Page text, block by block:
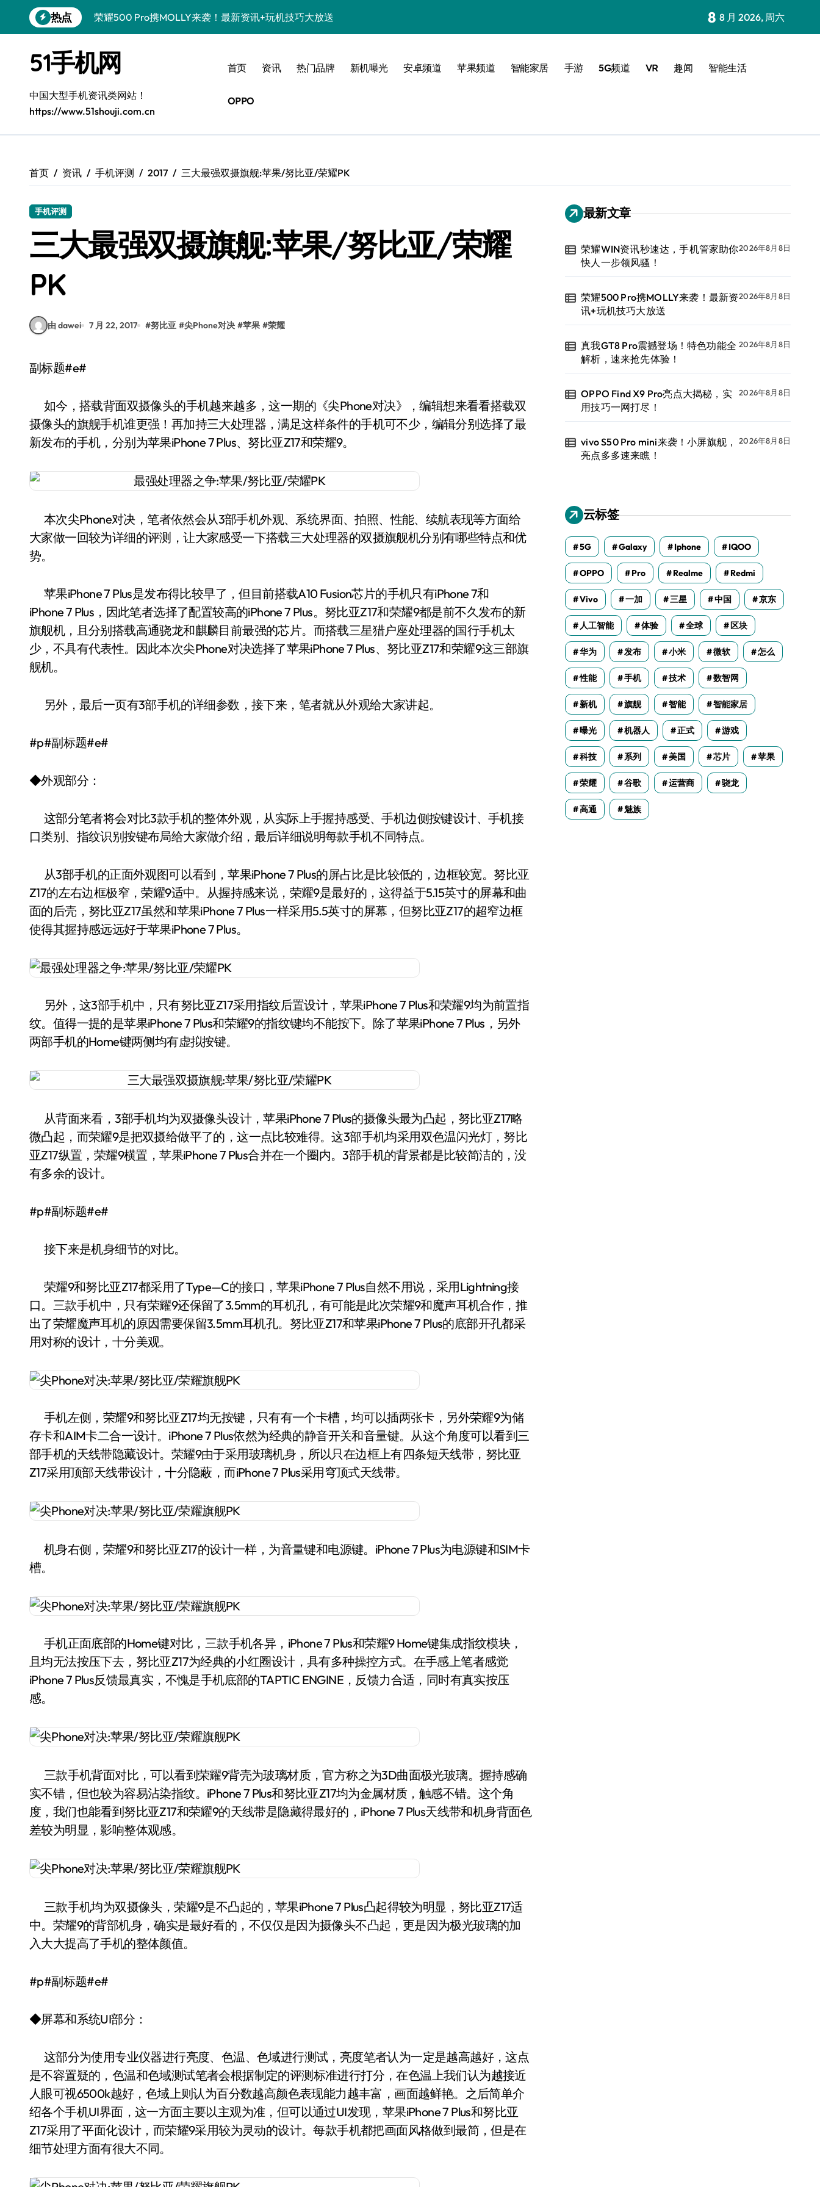
到
热点
真我GT8 Pro震撼登场！特色功能全解析，速来抢先体验！
vivo S50 Pro mini来袭！小屏旗舰，亮点多多速来瞧！
REDMI K90深度揭秘！超强配置亮点，速来一睹为快！
荣耀ROBOT PHONE，智掌生活，资讯随行一手握！
三星Galaxy Z Fold7来袭！折叠屏革新，开启科技新视界！
8 8 月 2026, 周六
51手机网
中国大型手机资讯类网站！
https://www.51shouji.com.cn
首页 资讯 热门品牌 新机曝光 安卓频道 苹果频道 智能家居 手游 5G频道 VR 趣闻 智能生活
OPPO
首页 资讯 手机评测 2017 三大最强双摄旗舰:苹果/努比亚/荣耀PK
手机评测
三大最强双摄旗舰:苹果/努比亚/荣耀
PK
由 dawei 7 月 22, 2017 #努比亚 #尖Phone对决 #苹果 #荣耀
副标题#e#
如今，搭载背面双摄像头的手机越来越多，这一期的《尖Phone对决》，编辑想来看看搭载双
摄像头的旗舰手机谁更强！再加持三大处理器，满足这样条件的手机可不少，编辑分别选择了最
新发布的手机，分别为苹果iPhone 7 Plus、努比亚Z17和荣耀9。
本次尖Phone对决，笔者依然会从3部手机外观、系统界面、拍照、性能、续航表现等方面给
大家做一回较为详细的评测，让大家感受一下搭载三大处理器的双摄旗舰机分别有哪些特点和优
势。
苹果iPhone 7 Plus是发布得比较早了，但目前搭载A10 Fusion芯片的手机只有iPhone 7和
iPhone 7 Plus，因此笔者选择了配置较高的iPhone 7 Plus。努比亚Z17和荣耀9都是前不久发布的新
旗舰机，且分别搭载高通骁龙和麒麟目前最强的芯片。而搭载三星猎户座处理器的国行手机太
少，不具有代表性。因此本次尖Phone对决选择了苹果iPhone 7 Plus、努比亚Z17和荣耀9这三部旗
舰机。
另外，最后一页有3部手机的详细参数，接下来，笔者就从外观给大家讲起。
#p#副标题#e#
◆外观部分：
这部分笔者将会对比3款手机的整体外观，从实际上手握持感受、手机边侧按键设计、手机接
口类别、指纹识别按键布局给大家做介绍，最后详细说明每款手机不同特点。
从3部手机的正面外观图可以看到，苹果iPhone 7 Plus的屏占比是比较低的，边框较宽。努比亚
Z17的左右边框极窄，荣耀9适中。从握持感来说，荣耀9是最好的，这得益于5.15英寸的屏幕和曲
面的后壳，努比亚Z17虽然和苹果iPhone 7 Plus一样采用5.5英寸的屏幕，但努比亚Z17的超窄边框
使得其握持感远远好于苹果iPhone 7 Plus。
另外，这3部手机中，只有努比亚Z17采用指纹后置设计，苹果iPhone 7 Plus和荣耀9均为前置指
纹。值得一提的是苹果iPhone 7 Plus和荣耀9的指纹键均不能按下。除了苹果iPhone 7 Plus，另外
两部手机的Home键两侧均有虚拟按键。
从背面来看，3部手机均为双摄像头设计，苹果iPhone 7 Plus的摄像头最为凸起，努比亚Z17略
微凸起，而荣耀9是把双摄给做平了的，这一点比较难得。这3部手机均采用双色温闪光灯，努比
亚Z17纵置，荣耀9横置，苹果iPhone 7 Plus合并在一个圈内。3部手机的背景都是比较简洁的，没
有多余的设计。
#p#副标题#e#
接下来是机身细节的对比。
荣耀9和努比亚Z17都采用了Type—C的接口，苹果iPhone 7 Plus自然不用说，采用Lightning接
口。三款手机中，只有荣耀9还保留了3.5mm的耳机孔，有可能是此次荣耀9和魔声耳机合作，推
出了荣耀魔声耳机的原因需要保留3.5mm耳机孔。努比亚Z17和苹果iPhone 7 Plus的底部开孔都采
用对称的设计，十分美观。
手机左侧，荣耀9和努比亚Z17均无按键，只有有一个卡槽，均可以插两张卡，另外荣耀9为储
存卡和AIM卡二合一设计。iPhone 7 Plus依然为经典的静音开关和音量键。从这个角度可以看到三
部手机的天线带隐藏设计。荣耀9由于采用玻璃机身，所以只在边框上有四条短天线带，努比亚
Z17采用顶部天线带设计，十分隐蔽，而iPhone 7 Plus采用穹顶式天线带。
机身右侧，荣耀9和努比亚Z17的设计一样，为音量键和电源键。iPhone 7 Plus为电源键和SIM卡
槽。
手机正面底部的Home键对比，三款手机各异，iPhone 7 Plus和荣耀9 Home键集成指纹模块，
且均无法按压下去，努比亚Z17为经典的小红圈设计，具有多种操控方式。在手感上笔者感觉
iPhone 7 Plus反馈最真实，不愧是手机底部的TAPTIC ENGINE，反馈力合适，同时有真实按压
感。
三款手机背面对比，可以看到荣耀9背壳为玻璃材质，官方称之为3D曲面极光玻璃。握持感确
实不错，但也较为容易沾染指纹。iPhone 7 Plus和努比亚Z17均为金属材质，触感不错。这个角
度，我们也能看到努比亚Z17和荣耀9的天线带是隐藏得最好的，iPhone 7 Plus天线带和机身背面色
差较为明显，影响整体观感。
三款手机均为双摄像头，荣耀9是不凸起的，苹果iPhone 7 Plus凸起得较为明显，努比亚Z17适
中。荣耀9的背部机身，确实是最好看的，不仅仅是因为摄像头不凸起，更是因为极光玻璃的加
入大大提高了手机的整体颜值。
#p#副标题#e#
◆屏幕和系统UI部分：
这部分为使用专业仪器进行亮度、色温、色域进行测试，亮度笔者认为一定是越高越好，这点
是不容置疑的，色温和色域测试笔者会根据制定的评测标准进行打分，在色温上我们认为越接近
人眼可视6500k越好，色域上则认为百分数越高颜色表现能力越丰富，画面越鲜艳。之后简单介
绍各个手机UI界面，这一方面主要以主观为准，但可以通过UI发现，苹果iPhone 7 Plus和努比亚
Z17采用了平面化设计，而荣耀9采用较为灵动的设计。每款手机都把画面风格做到最简，但是在
细节处理方面有很大不同。
最新文章
荣耀WIN资讯秒速达，手机管家助你
快人一步领风骚！
2026年8月8日
荣耀500 Pro携MOLLY来袭！最新资
讯+玩机技巧大放送
2026年8月8日
真我GT8 Pro震撼登场！特色功能全
解析，速来抢先体验！
2026年8月8日
OPPO Find X9 Pro亮点大揭秘，实
用技巧一网打尽！
2026年8月8日
vivo S50 Pro mini来袭！小屏旗舰，
亮点多多速来瞧！
2026年8月8日
云标签
5G Galaxy Iphone IQOO
OPPO Pro Realme Redmi
Vivo 一加 三星 中国 京东
人工智能 体验 全球 区块
华为 发布 小米 微软 怎么
性能 手机 技术 数智网
新机 旗舰 智能 智能家居
曝光 机器人 正式 游戏
科技 系列 美国 芯片 苹果
荣耀 谷歌 运营商 骁龙
高通 魅族